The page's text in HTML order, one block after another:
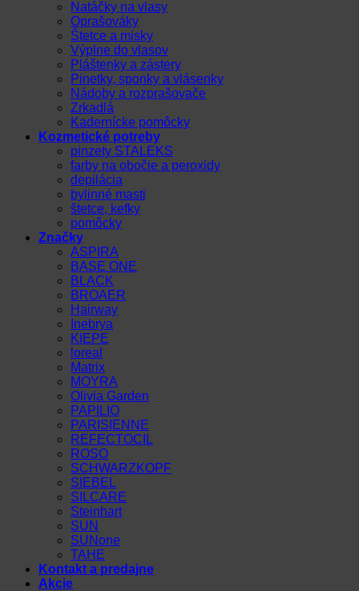
Natáčky na vlasy
Oprašováky
Štetce a misky
Výplne do vlasov
Pláštenky a zástery
Pinetky, sponky a vlásenky
Nádoby a rozprašovače
Zrkadlá
Kadernícke pomôcky
Kozmetické potreby
pinzety STALEKS
farby na obočie a peroxidy
depilácia
bylinné masti
štetce, kefky
pomôcky
Značky
ASPIRA
BASE ONE
BLACK
BROAER
Hairway
Inebrya
KIEPE
loreal
Matrix
MOYRA
Olivia Garden
PAPILIO
PARISIENNE
REFECTOCIL
ROSO
SCHWARZKOPF
SIEBEL
SILCARE
Steinhart
SUN
SUNone
TAHE
Kontakt a predajne
Akcie